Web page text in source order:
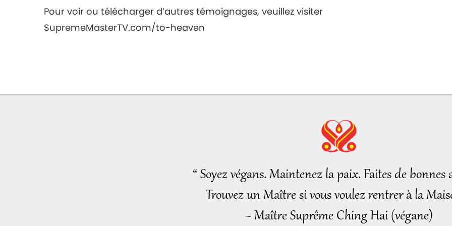
Pour voir ou télécharger d’autres témoignages, veuillez visiter
SupremeMasterTV.com/to-heaven
“ Soyez végans. Maintenez la paix. Faites de bonnes
Trouvez un Maître si vous voulez rentrer à la
~ Maître Suprême Ching Hai (végane)